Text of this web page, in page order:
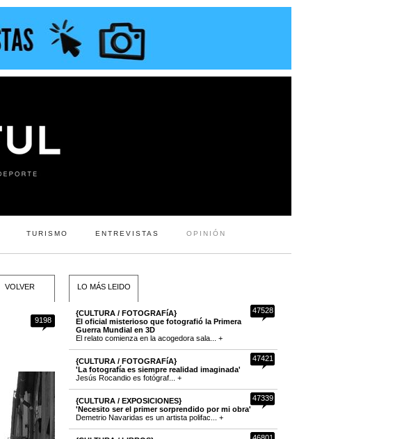
TURISMO ENTREVISTAS OPINIÓN
VOLVER
9198
LO MÁS LEIDO
47528
{CULTURA / FOTOGRAFíA}
El oficial misterioso que fotografió la Primera
Guerra Mundial en 3D
El relato comienza en la acogedora sala... +
47421
{CULTURA / FOTOGRAFíA}
'La fotografía es siempre realidad imaginada'
Jesús Rocandio es fotógraf... +
47339
{CULTURA / EXPOSICIONES}
'Necesito ser el primer sorprendido por mi obra'
Demetrio Navaridas es un artista polifac... +